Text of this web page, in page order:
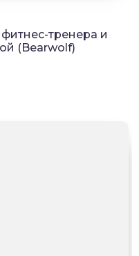
тренера и
(Bearwolf)